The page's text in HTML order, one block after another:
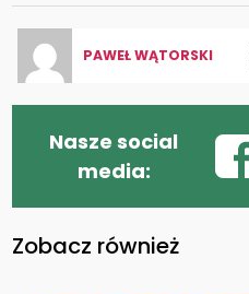
PAWEŁ WĄTORSKI
Nasze social
media:
Zobacz również